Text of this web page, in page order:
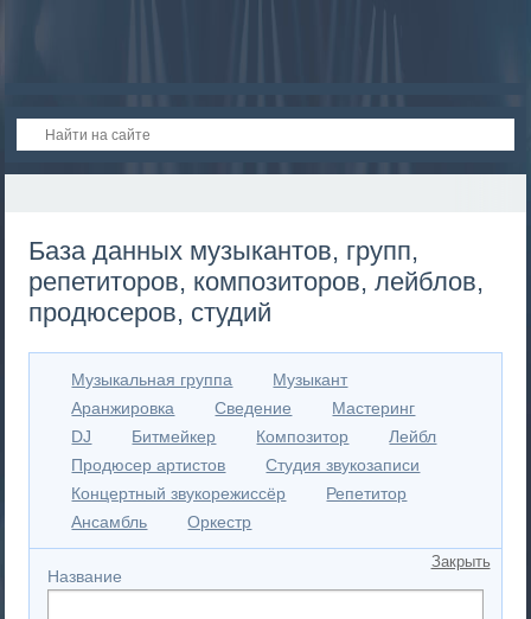
База данных музыкантов, групп,
репетиторов, композиторов, лейблов,
продюсеров, студий
Музыкальная группа
Музыкант
Аранжировка
Сведение
Мастеринг
DJ
Битмейкер Композитор
Лейбл
Продюсер артистов
Студия звукозаписи
Концертный звукорежиссёр
Репетитор
Ансамбль
Оркестр
Закрыть
Название